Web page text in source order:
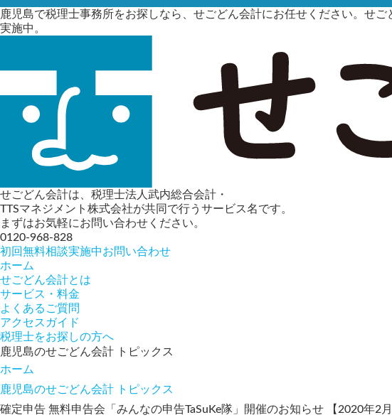
鹿児島で税理士事務所をお探しなら、せごどん会計にお任せください。せ
実施中。
せごどん会計は、税理士法人武内総合会計・
TTSマネジメント株式会社が共同で行うサービス名です。
まずはお気軽にお問い合わせください。
0120-968-828
初回無料相談実施中お問い合わせ
ホーム
せごどん会計とは
サービス・料金
よくあるご質問
アクセスガイド
税理士をお探しの方へ
鹿児島のせごどん会計 トピックス
ホーム
鹿児島のせごどん会計 トピックス
確定申告 無料申告会「みんなの申告TaSuKe隊」開催のお知らせ 【2020年2